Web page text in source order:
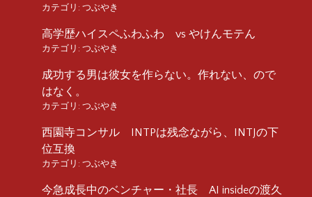
カテゴリ: つぶやき
高学歴ハイスペふわふわ vs やけんモテん
カテゴリ: つぶやき
成功する男は彼女を作らない。作れない、ので
はなく。
カテゴリ: つぶやき
西園寺コンサル INTPは残念ながら、INTJの下
位互換
カテゴリ: つぶやき
今急成長中のベンチャー・社長 AI insideの渡久